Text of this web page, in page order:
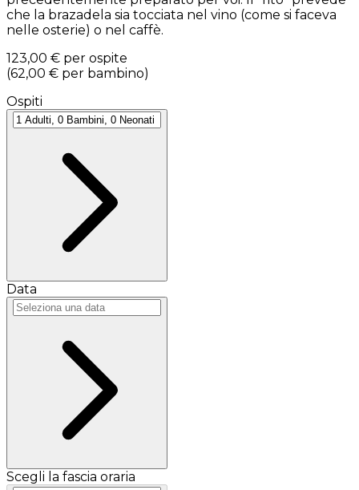
che la brazadela sia tocciata nel vino (come si faceva
nelle osterie) o nel caffè.
123,00 € per ospite
(62,00 € per bambino)
Ospiti
Data
Scegli la fascia oraria